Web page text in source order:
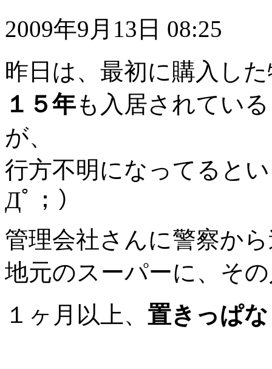
2009年9月13日 08:25
昨日は、最初に購入し
１５年も入居されてい
が、
行方不明になってると
Дﾟ；）
管理会社さんに警察か
地元のスーパーに、そ
１ヶ月以上、 置きっぱ